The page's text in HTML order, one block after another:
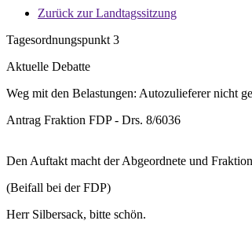
Zurück zur Landtagssitzung
Tagesordnungspunkt 3
Aktuelle Debatte
Weg mit den Belastungen: Autozulieferer nicht
Antrag Fraktion FDP - Drs. 8/6036
Den Auftakt macht der Abgeordnete und
(Beifall bei der FDP)
Herr Silbersack, bitte schön.